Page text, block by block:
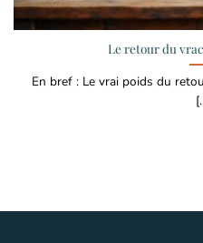
Le retour du
En bref : Le vrai poids du